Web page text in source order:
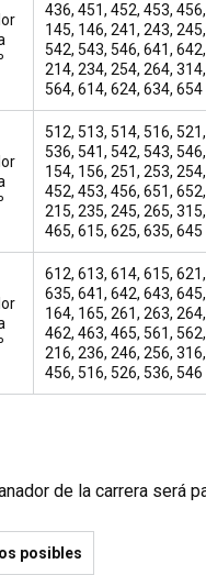
436, 451, 452, 453,
145, 146, 241, 243,
542, 543, 546, 641,
214, 234, 254, 264,
564, 614, 624, 634, 654
512, 513, 514, 516,
536, 541, 542, 543,
154, 156, 251, 253,
452, 453, 456, 651,
215, 235, 245, 265,
465, 615, 625, 635, 645
612, 613, 614, 615,
635, 641, 642, 643,
164, 165, 261, 263,
462, 463, 465, 561,
216, 236, 246, 256,
456, 516, 526, 536, 546
de la carrera será
posibles